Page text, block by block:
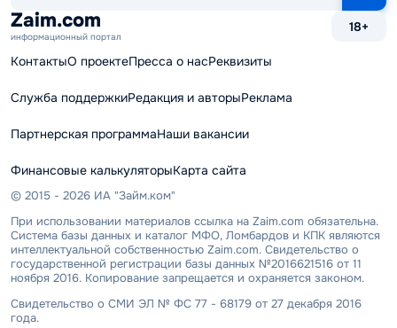
сайту
Zaim.com
информационный портал
18+
КонтактыО проектеПресса о насРеквизиты
Служба поддержкиРедакция и авторыРеклама
Партнерская программаНаши вакансии
Финансовые калькуляторыКарта сайта
© 2015 - 2026 ИА "Займ.ком"
При использовании материалов ссылка на Zaim.com обязательна.
Система базы данных и каталог МФО, Ломбардов и КПК являются
интеллектуальной собственностью Zaim.com. Свидетельство о
государственной регистрации базы данных №2016621516 от 11
ноября 2016. Копирование запрещается и охраняется законом.
Свидетельство о СМИ ЭЛ № ФС 77 - 68179 от 27 декабря 2016
года.